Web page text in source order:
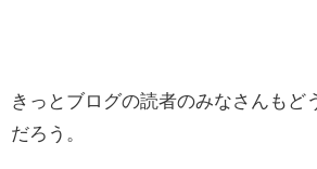
きっとブログの読者のみなさんもど
だろう。